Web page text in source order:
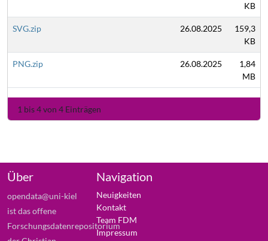
KB
SVG.zip 26.08.2025
159,3
KB
PNG.zip 26.08.2025
1,84
MB
1 bis 4 von 4 Einträgen
Über
opendata@uni-kiel
ist das offene
Forschungsdatenrepositorium
Navigation
Neuigkeiten
Kontakt
Team FDM
Impressum